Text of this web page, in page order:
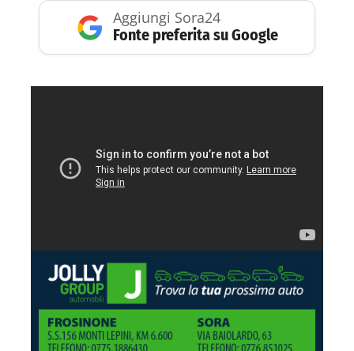
Aggiungi Sora24
Fonte preferita su Google